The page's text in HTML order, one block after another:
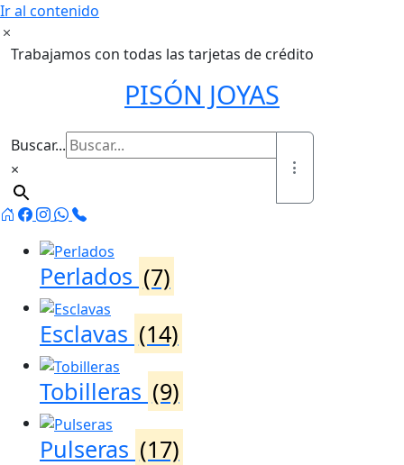
Ir al contenido
Trabajamos con todas las tarjetas de crédito
PISÓN JOYAS
Buscar...
×
Perlados (7)
Esclavas (14)
Tobilleras (9)
Pulseras (17)